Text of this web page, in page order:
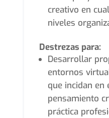
creativo en
niveles
Destrezas para:
Desarrollar
entornos
que incidan
pensamiento
práctica